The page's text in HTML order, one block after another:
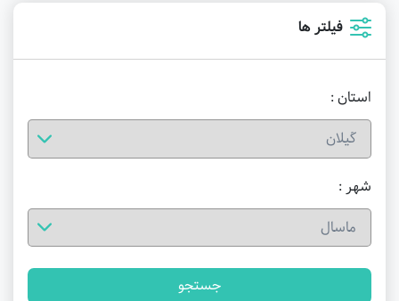
فیلتر ها
استان :
شهر :
جستجو